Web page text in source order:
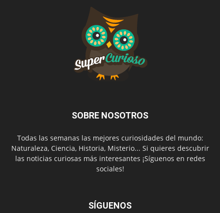
SOBRE NOSOTROS
Todas las semanas las mejores curiosidades del mundo:
Naturaleza, Ciencia, Historia, Misterio... Si quieres descubrir
las noticias curiosas más interesantes ¡Síguenos en redes
sociales!
SÍGUENOS